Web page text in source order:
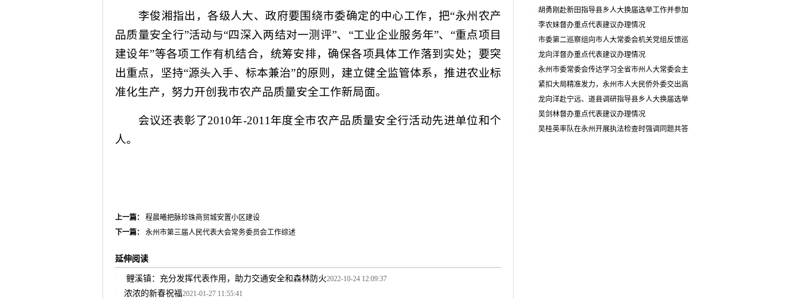
李俊湘指出，各级人大、政府要围绕市委确定的中心工作，把“永州农产
品质量安全行”活动与“四深入两结对一测评”、“工业企业服务年”、“重点项目
建设年”等各项工作有机结合，统筹安排，确保各项具体工作落到实处；要突
出重点，坚持“源头入手、标本兼治”的原则，建立健全监管体系，推进农业标
准化生产，努力开创我市农产品质量安全工作新局面。
会议还表彰了2010年-2011年度全市农产品质量安全行活动先进单位和个
人。
上一篇：
程晨曦把脉珍珠商贸城安置小区建设
下一篇：
永州市第三届人民代表大会常务委员会工作综述
延伸阅读
鲤溪镇：充分发挥代表作用，助力交通安全和森林防火2022-10-24 12:09:37
浓浓的新春祝福2021-01-27 11:55:41
永州开展大气污染防治
相关法律法规执法检查
情况汇报
胡勇刚赴新田指导县乡人大换届选举工作并参加
市人大代表小组主题活动
李农妹督办重点代表建议办理情况
市委第二巡察组向市人大常委会机关党组反馈巡
察情况
龙向洋督办重点代表建议办理情况
永州市委常委会传达学习全省市州人大常委会主
要负责同志座谈会有关精神 专题听取省人大常委会
执法检查组到永州开展大气污染防治相关法律法规
执法检查情况汇报
紧扣大局精准发力，永州市人大民侨外委交出高
质量履职答卷
龙向洋赴宁远、道县调研指导县乡人大换届选举
并督导安全生产工作
吴剑林督办重点代表建议办理情况
吴桂英率队在永州开展执法检查时强调同题共答